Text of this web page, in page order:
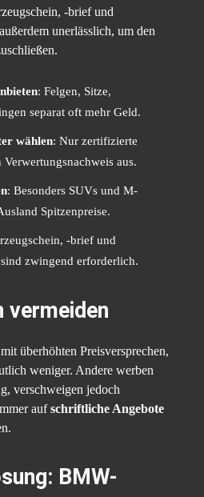
-brief und
unerlässlich, um den
: Felgen, Sitze,
separat oft mehr Geld.
wählen: Nur zertifizierte
aus.
: Besonders SUVs und M-
Spitzenpreise.
-brief und
zwingend erforderlich.
überhöhten Preisversprechen,
weniger. Andere werben
verschweigen jedoch
aufschriftliche Angebote
BMW-